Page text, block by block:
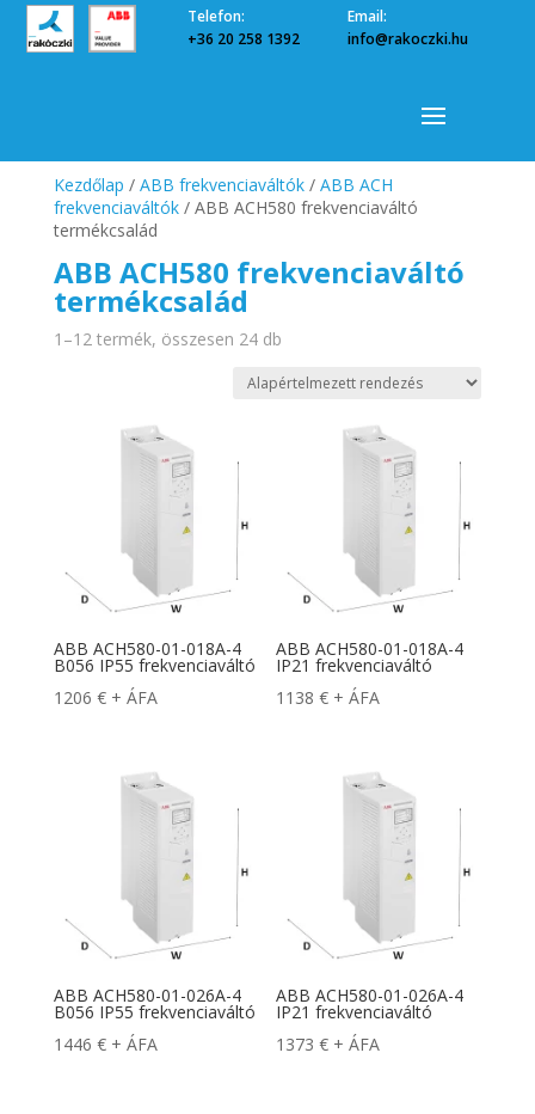
Telefon:
+36 20 258 1392
Email:
info@rakoczki.hu
Kezdőlap / ABB frekvenciaváltók/ ABB ACH
frekvenciaváltók/ ABB ACH580 frekvenciaváltó
termékcsalád
ABB ACH580 frekvenciaváltó
termékcsalád
1–12 termék, összesen 24 db
ABB ACH580-01-018A-4
B056 IP55 frekvenciaváltó
1206 € + ÁFA
ABB ACH580-01-018A-4
IP21 frekvenciaváltó
1138€ + ÁFA
ABB ACH580-01-026A-4
B056 IP55 frekvenciaváltó
1446 € + ÁFA
ABB ACH580-01-026A-4
IP21 frekvenciaváltó
1373€ + ÁFA